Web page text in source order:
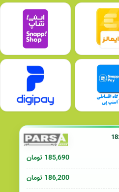
185,690 تومان
186,200 تومان